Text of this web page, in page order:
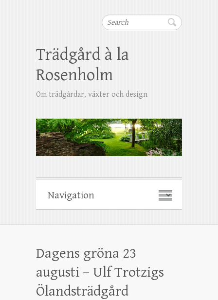
Search
Trädgård à la
Rosenholm
Om trädgårdar, växter och design
Dagens gröna 23
augusti – Ulf Trotzigs
Ölandsträdgård